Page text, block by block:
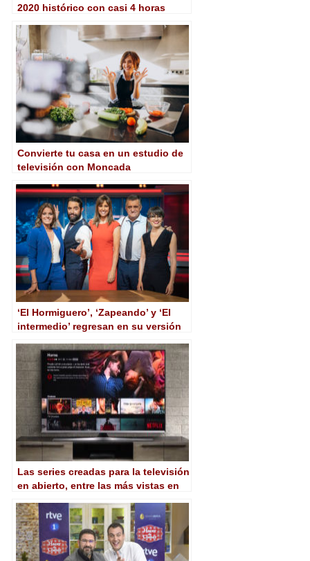
2020 histórico con casi 4 horas
desplome publicitario
Convierte tu casa en un estudio de
televisión con Moncada
‘El Hormiguero’, ‘Zapeando’ y ‘El
intermedio’ regresan en su versión
Las series creadas para la televisión
en abierto, entre las más vistas en